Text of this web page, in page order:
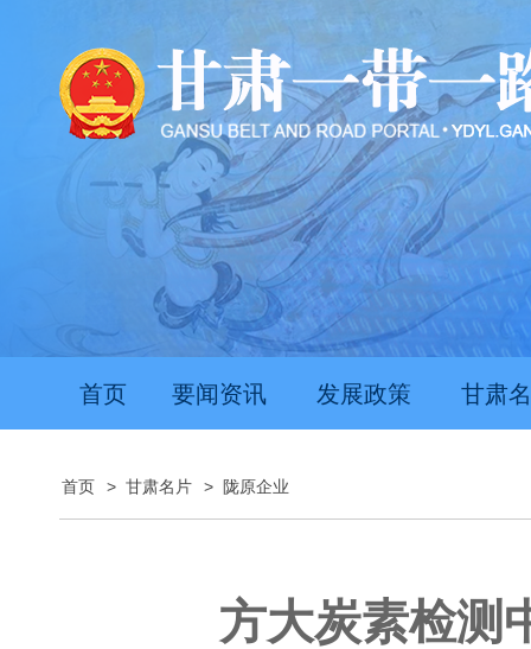
首页 要闻资讯 发展政策 甘肃
首页 > 甘肃名片 > 陇原企业
方大炭素检测